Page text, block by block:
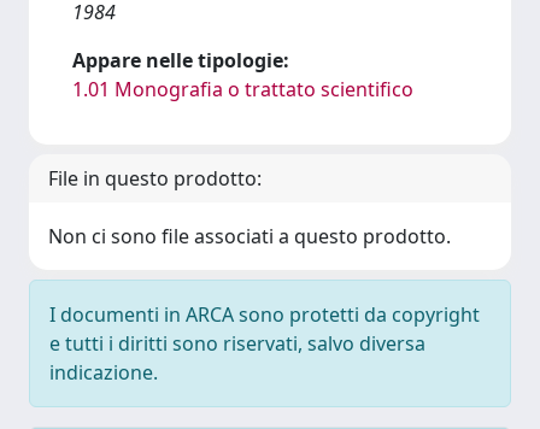
1984
Appare nelle tipologie:
1.01 Monografia o trattato scientifico
File in questo prodotto:
Non ci sono file associati a questo prodotto.
I documenti in ARCA sono protetti da copyright
e tutti i diritti sono riservati, salvo diversa
indicazione.